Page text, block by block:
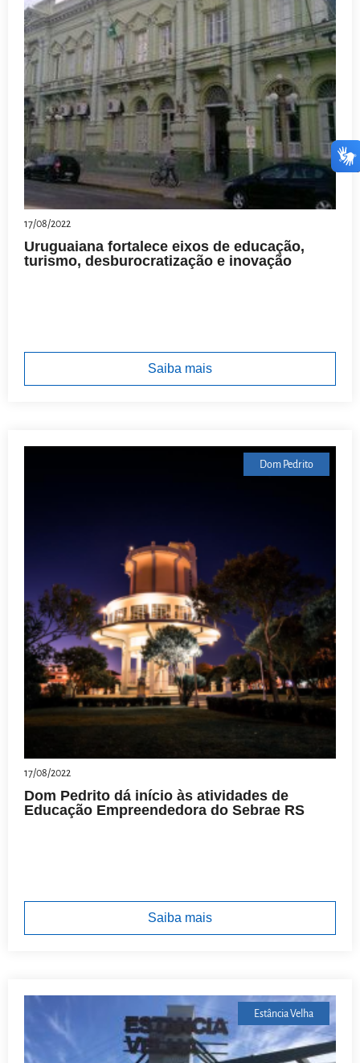
17/08/2022
Uruguaiana fortalece eixos de educação,
turismo, desburocratização e inovação
Saiba mais
Dom Pedrito
17/08/2022
Dom Pedrito dá início às atividades de
Educação Empreendedora do Sebrae RS
Saiba mais
Estância Velha